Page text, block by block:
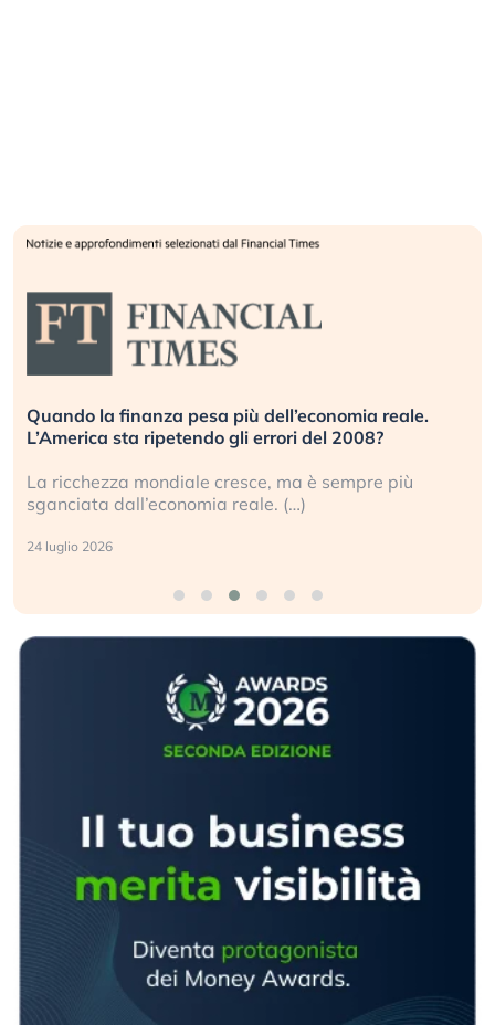
Quando la finanza pesa più dell’economia reale.
L’America sta ripetendo gli errori del 2008?
La ricchezza mondiale cresce, ma è sempre più
sganciata dall’economia reale. (…)
24 luglio 2026